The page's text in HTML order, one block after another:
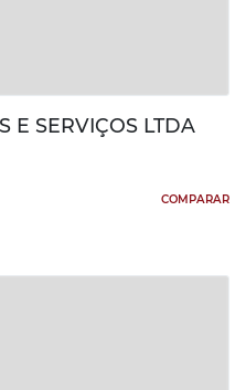
E SERVIÇOS LTDA
COMPARAR